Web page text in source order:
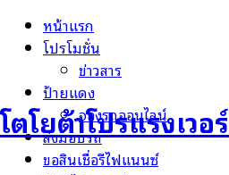
Skip
โตโยต้าโปรแรงเวอร์
หน้าแรก
โปรโมชั่น
ข่าวสาร
ป้ายแดง
จองรถออนไลน์
ส่งมอบรถ
ขอสินเชื่อรีไฟแนนซ์